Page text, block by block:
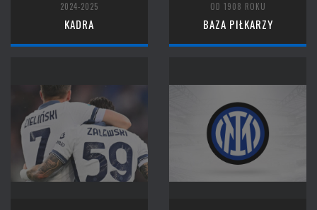
2024-2025
KADRA
OD 1908 ROKU
BAZA PIŁKARZY